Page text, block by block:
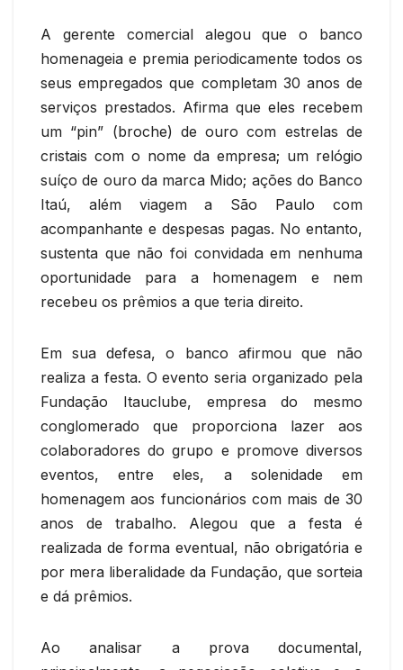
A gerente comercial alegou que o banco
homenageia e premia periodicamente todos os
seus empregados que completam 30 anos de
serviços prestados. Afirma que eles recebem
um “pin” (broche) de ouro com estrelas de
cristais com o nome da empresa; um relógio
suíço de ouro da marca Mido; ações do Banco
Itaú, além viagem a São Paulo com
acompanhante e despesas pagas. No entanto,
sustenta que não foi convidada em nenhuma
oportunidade para a homenagem e nem
recebeu os prêmios a que teria direito.
Em sua defesa, o banco afirmou que não
realiza a festa. O evento seria organizado pela
Fundação Itauclube, empresa do mesmo
conglomerado que proporciona lazer aos
colaboradores do grupo e promove diversos
eventos, entre eles, a solenidade em
homenagem aos funcionários com mais de 30
anos de trabalho. Alegou que a festa é
realizada de forma eventual, não obrigatória e
por mera liberalidade da Fundação, que sorteia
e dá prêmios.
Ao analisar a prova documental,